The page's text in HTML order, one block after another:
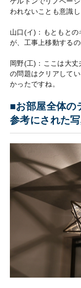
われないことも意識し
山口(イ)：もともと
が、工事上移動する
岡野(工)：ここは大
の問題はクリアして
かったですね。
■お部屋全体の
参考にされた